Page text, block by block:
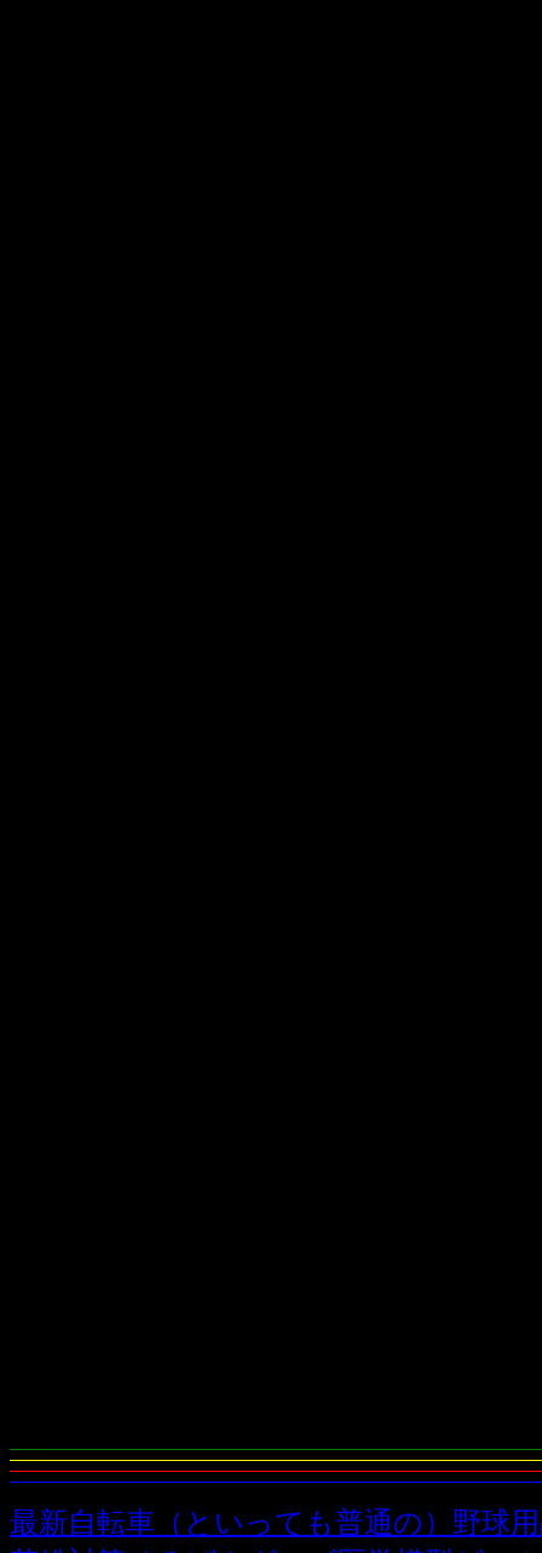
最新自転車（といっても普通の） 野球